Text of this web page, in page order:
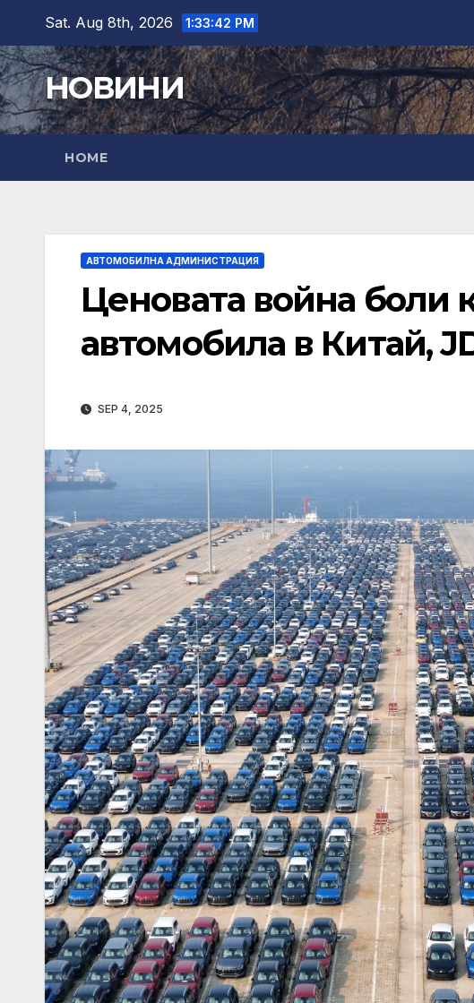
content
Sat. Aug 8th, 2026 1:33:44 PM
НОВИНИ
HOME
АВТОМОБИЛНА АДМИНИСТРАЦИЯ
Ценовата война боли
автомобила в Китай,
SEP 4, 2025